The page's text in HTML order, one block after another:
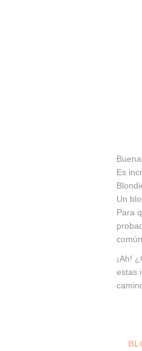
Es
Un
Para
¡Ah!
estas